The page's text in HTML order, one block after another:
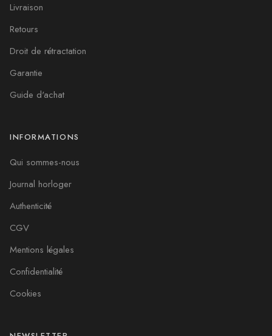
Livraison
Retours
Droit de rétractation
Garantie
Guide d'achat
INFORMATIONS
Qui sommes-nous
Journal horloger
Authenticité
CGV
Mentions légales
Confidentialité
Cookies